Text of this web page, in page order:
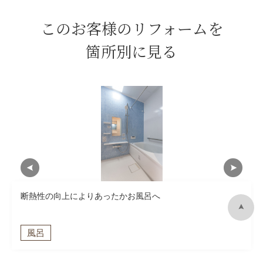
このお客様のリフォームを
箇所別に見る
断熱性の向上によりあったかお風呂へ
風呂